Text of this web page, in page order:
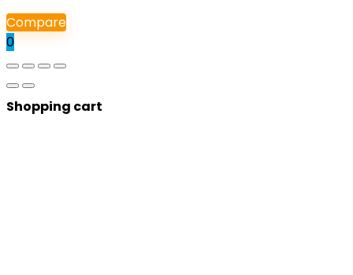
Compare
0
Shopping cart